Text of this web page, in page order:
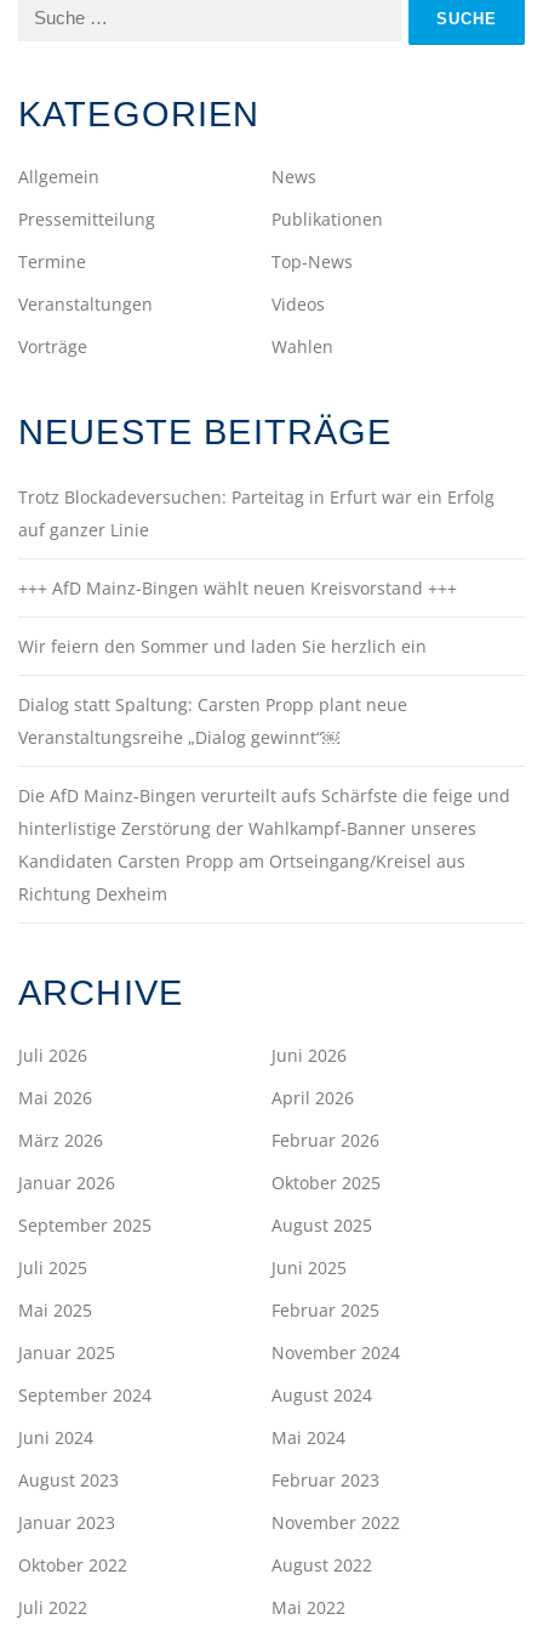
Suche
KATEGORIEN
Allgemein
News
Pressemitteilung
Publikationen
Termine
Top-News
Veranstaltungen
Videos
Vorträge
Wahlen
NEUESTE BEITRÄGE
Trotz Blockadeversuchen: Parteitag in Erfurt war ein Erfolg
auf ganzer Linie
+++ AfD Mainz-Bingen wählt neuen Kreisvorstand +++
Wir feiern den Sommer und laden Sie herzlich ein
Dialog statt Spaltung: Carsten Propp plant neue
Veranstaltungsreihe „Dialog gewinnt“￼
Die AfD Mainz-Bingen verurteilt aufs Schärfste die feige und
hinterlistige Zerstörung der Wahlkampf-Banner unseres
Kandidaten Carsten Propp am Ortseingang/Kreisel aus
Richtung Dexheim
ARCHIVE
Juli 2026
Juni 2026
Mai 2026
April 2026
März 2026
Februar 2026
Januar 2026
Oktober 2025
September 2025
August 2025
Juli 2025
Juni 2025
Mai 2025
Februar 2025
Januar 2025
November 2024
September 2024
August 2024
Juni 2024
Mai 2024
August 2023
Februar 2023
Januar 2023
November 2022
Oktober 2022
August 2022
Juli 2022
Mai 2022